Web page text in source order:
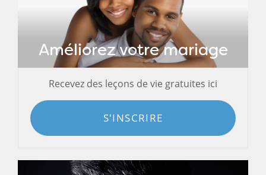
Améliorez votre mariage
Recevez des leçons de vie gratuites ici
S'INSCRIRE